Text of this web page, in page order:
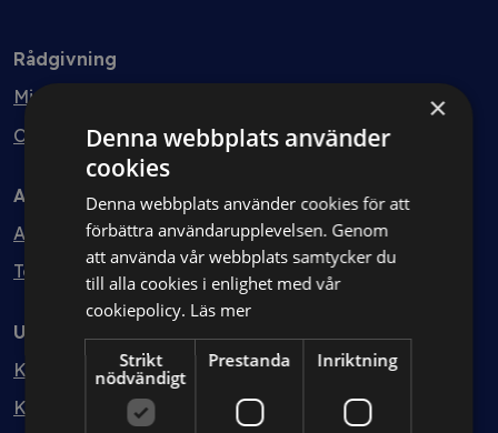
Rådgivning
Min bolagsjurist
Ombud
Avtal
Avtalshantering
Testa kostnadsfritt
Utbildning
Kurser
Kurspaket
×
Denna webbplats använder
cookies
Denna webbplats använder cookies för att
förbättra användarupplevelsen. Genom
att använda vår webbplats samtycker du
till alla cookies i enlighet med vår
cookiepolicy. Läs mer
Strikt
nödvändigt
Prestanda Inriktning